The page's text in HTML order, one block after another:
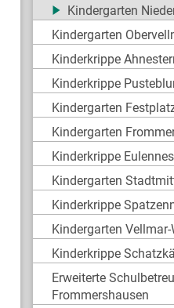
Kindergarten
Kindergarten
Kinderkrippe
Kinderkrippe
Kindergarten
Kindergarten
Kinderkrippe
Kindergarten
Kinderkrippe
Kindergarten Vellmar-
Kinderkrippe
Erweiterte
Frommershausen